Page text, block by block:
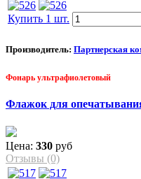
Купить 1 шт.
Производитель: Партнерская
Фонарь ультрафиолетовый
Флажок для
Цена: 330 руб
Отзывы (0)